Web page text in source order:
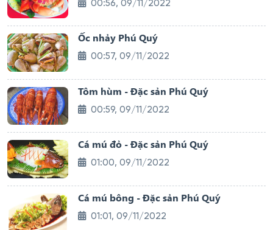
00:56, 09/11/2022
Ốc nhảy Phú Quý
00:57, 09/11/2022
Tôm hùm - Đặc sản Phú Quý
00:59, 09/11/2022
Cá mú đỏ - Đặc sản Phú Quý
01:00, 09/11/2022
Cá mú bông - Đặc sản Phú Quý
01:01, 09/11/2022